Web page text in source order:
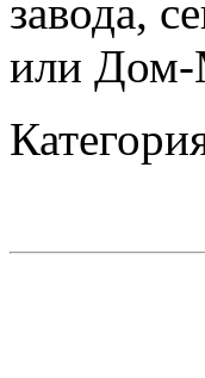
завода,
или Дом-